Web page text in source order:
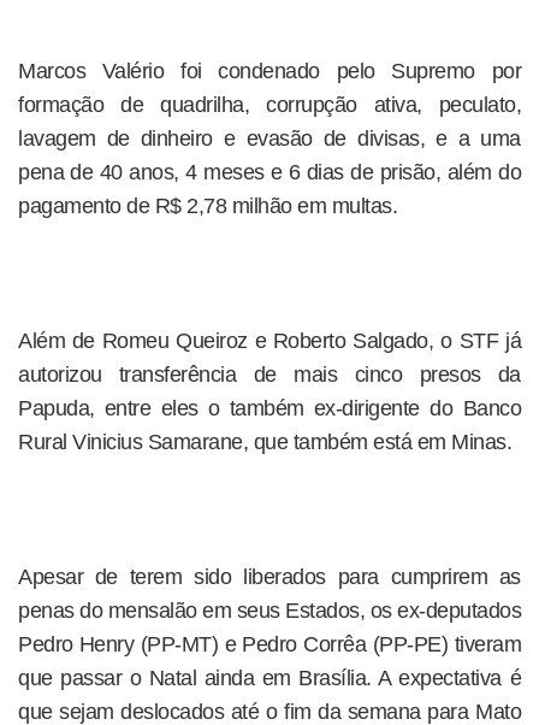
Marcos Valério foi condenado pelo Supremo por
formação de quadrilha, corrupção ativa, peculato,
lavagem de dinheiro e evasão de divisas, e a uma
pena de 40 anos, 4 meses e 6 dias de prisão, além do
pagamento de R$ 2,78 milhão em multas.
Além de Romeu Queiroz e Roberto Salgado, o STF já
autorizou transferência de mais cinco presos da
Papuda, entre eles o também ex-dirigente do Banco
Rural Vinicius Samarane, que também está em Minas.
Apesar de terem sido liberados para cumprirem as
penas do mensalão em seus Estados, os ex-deputados
Pedro Henry (PP-MT) e Pedro Corrêa (PP-PE) tiveram
que passar o Natal ainda em Brasília. A expectativa é
que sejam deslocados até o fim da semana para Mato